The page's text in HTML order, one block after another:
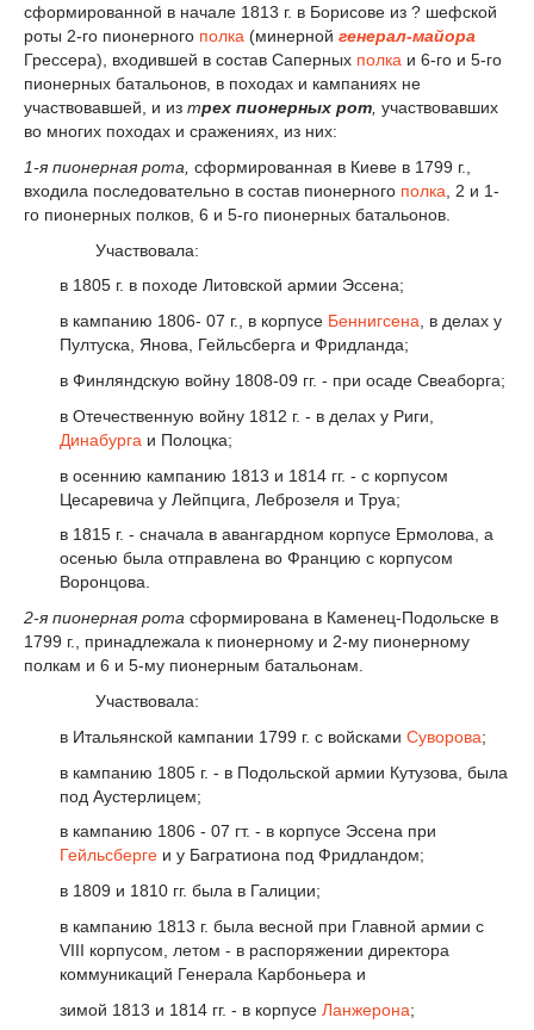
сформированной в начале 1813 г. в Борисове из ? шефской
роты 2-го пионерного полка (минерной генерал-майора
Грессера), входившей в состав Саперных полка и 6-го и 5-го
пионерных батальонов, в походах и кампаниях не
участвовавшей, и из трех пионерных рот участвовавших
во многих походах и сражениях, из них:
1-я пионерная рота, сформированная в Киеве в 1799 г.,
входила последовательно в состав пионерного полка , 2 и 1-
го пионерных полков, 6 и 5-го пионерных батальонов.
Участвовала:
в 1805 г. в походе Литовской армии Эссена;
в кампанию 1806- 07 г., в корпусе Беннигсена , в делах у
Пултуска, Янова, Гейльсберга и Фридланда;
в Финляндскую войну 1808-09 гг. - при осаде Свеаборга;
в Отечественную войну 1812 г. - в делах у Риги,
Динабурга и Полоцка;
в осеннию кампанию 1813 и 1814 гг. - с корпусом
Цесаревича у Лейпцига, Леброзеля и Труа;
в 1815 г. - сначала в авангардном корпусе Ермолова, а
осенью была отправлена во Францию с корпусом
Воронцова.
2-я пионерная рота сформирована в Каменец-Подольске в
1799 г., принадлежала к пионерному и 2-му пионерному
полкам и 6 и 5-му пионерным батальонам.
Участвовала:
в Итальянской кампании 1799 г. с войсками Суворова;
в кампанию 1805 г. - в Подольской армии Кутузова, была
под Аустерлицем;
в кампанию 1806 - 07 гт. - в корпусе Эссена при
Гейльсберге и у Багратиона под Фридландом;
в 1809 и 1810 гг. была в Галиции;
в кампанию 1813 г. была весной при Главной армии с
VIII корпусом, летом - в распоряжении директора
коммуникаций Генерала Карбоньера и
зимой 1813 и 1814 гг. - в корпусе Ланжерона;